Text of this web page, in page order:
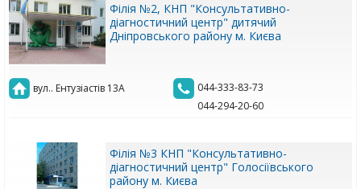
Філія №2, КНП "Консультативно-
діагностичний центр" дитячий
Дніпровського району м. Києва
вул.. Ентузіастів 13А
044-333-83-73
044-294-20-60
Філія №3 КНП "Консультативно-
діагностичний центр" Голосіївського
району м. Києва